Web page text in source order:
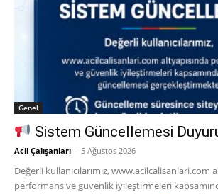
Genel
Sistem Güncellemesi
Acil Çalışanları - 5 Ağustos 2026
Değerli kullanıcılarımız, www.acilcalisanlari.com
performans ve güvenlik iyileştirmeleri